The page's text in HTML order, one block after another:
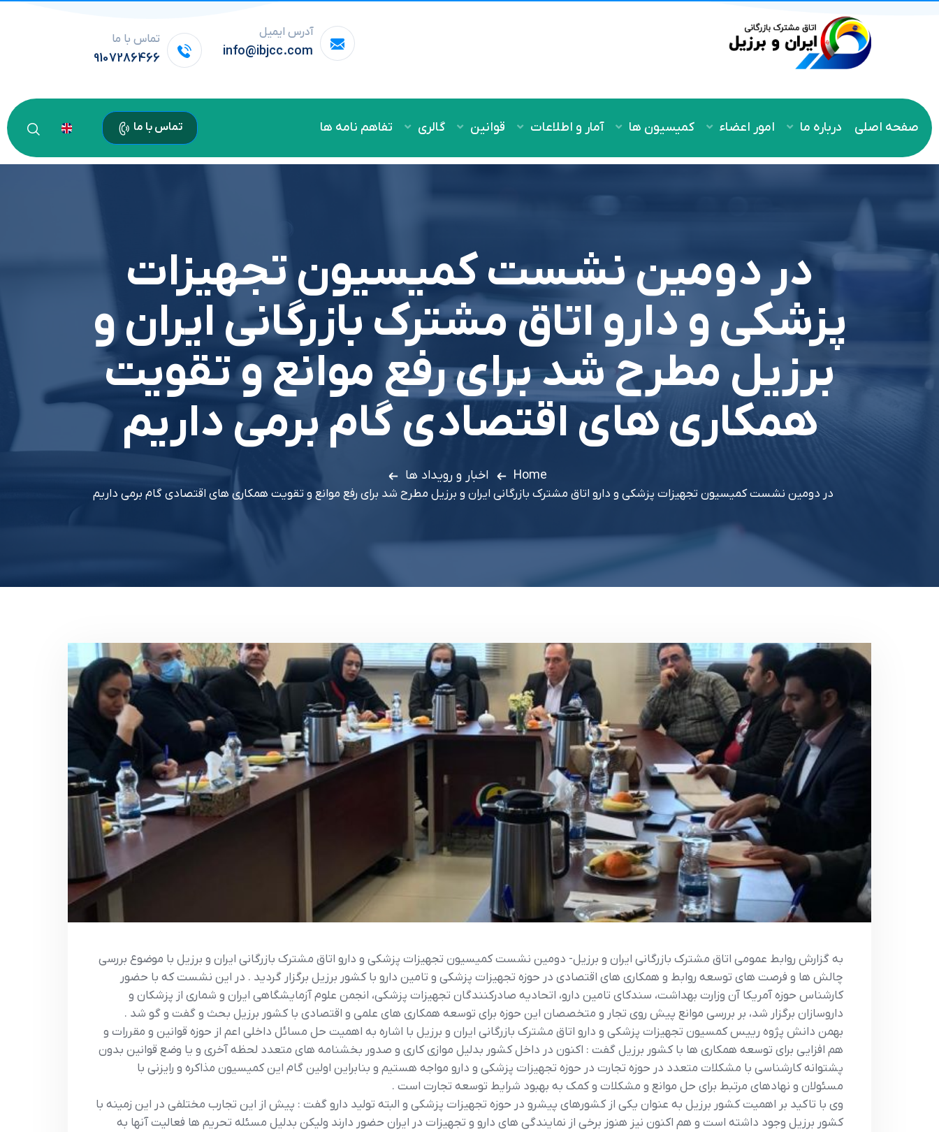
آدرس ایمیل
info@ibjcc.com
تماس با ما
9107286466
صفحه اصلی درباره ما امور اعضاء کمیسیون ها آمار و اطلاعات قوانین گالری تفاهم نامه ها تماس با ما
در دومين نشست کميسيون تجهيزات
پزشکي و دارو اتاق مشترک بازرگاني ايران و
برزيل مطرح شد براي رفع موانع و تقويت
همکاري هاي اقتصادي گام برمي داريم
Home اخبار و رویداد ها
در دومين نشست کميسيون تجهيزات پزشکي و دارو اتاق مشترک بازرگاني ايران و برزيل مطرح شد براي رفع موانع و تقويت همکاري هاي اقتصادي گام برمي داريم
به گزارش روابط عمومی اتاق مشترک بازرگانی ایران و برزیل- دومين نشست کميسيون تجهيزات پزشکي و دارو اتاق مشترک بازرگاني ايران و برزيل با موضوع بررسي
چالش ها و فرصت هاي توسعه روابط و همکاري هاي اقتصادي در حوزه تجهيزات پزشکي و تامين دارو با کشور برزيل برگزار گرديد . در اين نشست که با حضور
کارشناس حوزه آمريکا آن وزارت بهداشت، سندکاي تامين دارو، اتحاديه صادرکنندگان تجهيزات پزشکي، انجمن علوم آزمايشگاهي ايران و شماري از پزشکان و
داروسازان برگزار شد، بر بررسي موانع پيش روي تجار و متخصصان اين حوزه براي توسعه همکاري هاي علمي و اقتصادي با کشور برزيل بحث و گفت و گو شد .
بهمن دانش پژوه رييس کمسيون تجهيزات پزشکي و دارو اتاق مشترک بازرگاني ايران و برزيل با اشاره به اهميت حل مسائل داخلي اعم از حوزه قوانين و مقررات و
هم افزايي براي توسعه همکاري ها با کشور برزيل گفت : اکنون در داخل کشور بدليل موازي کاري و صدور بخشنامه هاي متعدد لحظه آخري و يا وضع قوانين بدون
پشتوانه کارشناسي با مشکلات متعدد در حوزه تجارت در حوزه تجهيزات پزشکي و دارو مواجه هستيم و بنابراين اولين گام اين کميسيون مذاکره و رايزني با
مسئولان و نهادهاي مرتبط براي حل موانع و مشکلات و کمک به بهبود شرايط توسعه تجارت است .
وي با تاکيد بر اهميت کشور برزيل به عنوان يکي از کشورهاي پيشرو در حوزه تجهيزات پزشکي و البته توليد دارو گفت : پيش از اين تجارب مختلفي در اين زمينه با
کشور برزيل وجود داشته است و هم اکنون نيز هنوز برخي از نمايندگي هاي دارو و تجهيزات در ايران حضور دارند وليکن بدليل مسئله تحريم ها فعاليت آنها به